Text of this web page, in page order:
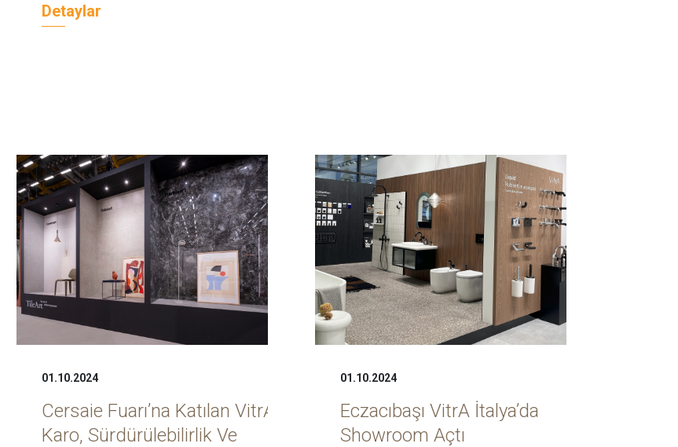
Detaylar
01.10.2024
Cersaie Fuarı’na Katılan VitrA
Karo, Sürdürülebilirlik Ve
01.10.2024
Eczacıbaşı VitrA İtalya’da
Showroom Açtı